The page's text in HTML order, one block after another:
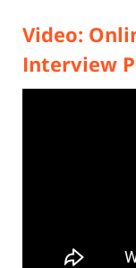
Video:
Interview